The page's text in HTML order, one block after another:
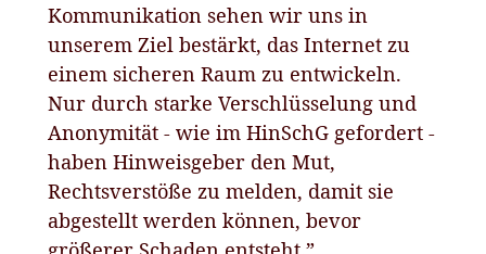
Kommunikation sehen wir uns in
unserem Ziel bestärkt, das Internet zu
einem sicheren Raum zu entwickeln.
Nur durch starke Verschlüsselung und
Anonymität - wie im HinSchG gefordert -
haben Hinweisgeber den Mut,
Rechtsverstöße zu melden, damit sie
abgestellt werden können, bevor